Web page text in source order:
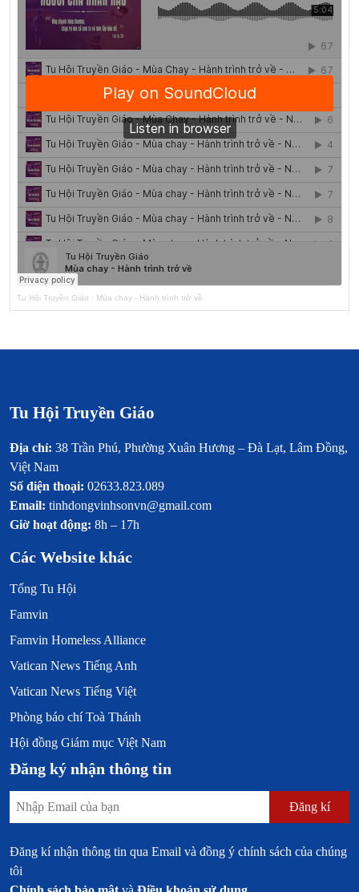
Tu Hội Truyền Giáo · Mùa chay - Hành trình trở về
Tu Hội Truyền Giáo
Địa chỉ: 38 Trần Phú, Phường Xuân Hương – Đà Lạt, Lâm Đồng,
Việt Nam
Số điện thoại: 02633.823.089
Email: tinhdongvinhsonvn@gmail.com
Giờ hoạt động: 8h – 17h
Các Website khác
Tổng Tu Hội
Famvin
Famvin Homeless Alliance
Vatican News Tiếng Anh
Vatican News Tiếng Việt
Phòng báo chí Toà Thánh
Hội đồng Giám mục Việt Nam
Đăng ký nhận thông tin
Đăng kí
Đăng kí nhận thông tin qua Email và đồng ý chính sách của chúng
tôi